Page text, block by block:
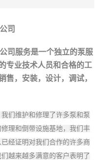
司
司服务是一个独立的泵服
专业技术人员和合格的工
售，安装，设计，调试，
们维护和修理了许多泵和泵
理和倒带设施基地，我们丰
经证明对我们合作的许多商
越来越多满意的客户表明了